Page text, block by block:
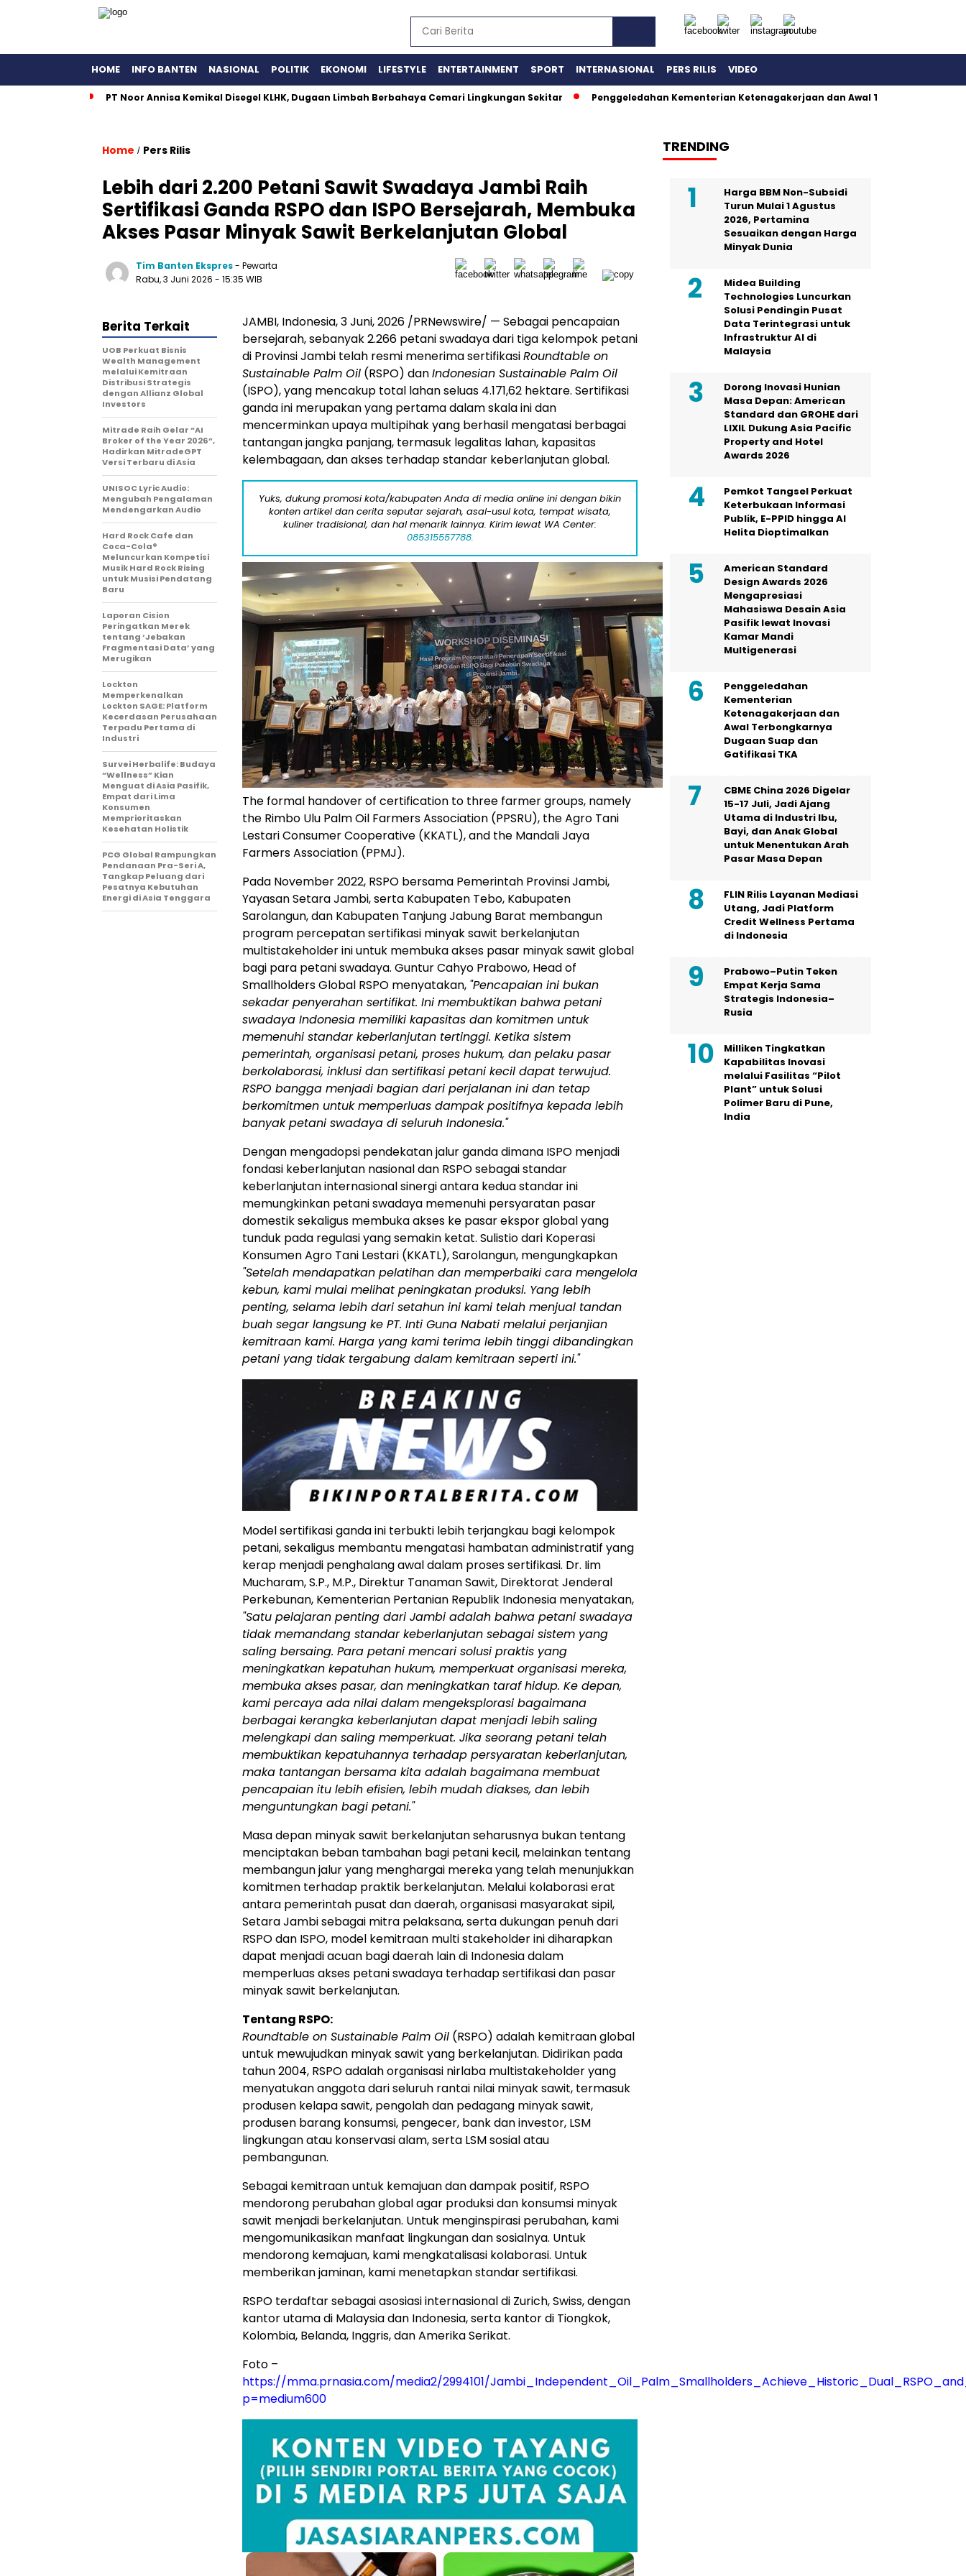
HOME INFO BANTEN NASIONAL POLITIK EKONOMI LIFESTYLE ENTERTAINMENT SPORT INTERNASIONAL PERS RILIS VIDEO
PT Noor Annisa Kemikal Disegel KLHK, Dugaan Limbah Berbahaya Cemari Lingkungan Sekitar Penggeledahan Kementerian Ketenagakerjaan dan Awal Terbongkarnya
Home / Pers Rilis
Lebih dari 2.200 Petani Sawit Swadaya Jambi Raih
Sertifikasi Ganda RSPO dan ISPO Bersejarah, Membuka
Akses Pasar Minyak Sawit Berkelanjutan Global
Tim Banten Ekspres- Pewarta
Rabu, 3 Juni 2026 - 15:35 WIB
JAMBI, Indonesia,3 Juni, 2026 /PRNewswire/ — Sebagai pencapaian
bersejarah, sebanyak 2.266 petani swadaya dari tiga kelompok petani
di Provinsi Jambi telah resmi menerima sertifikasiRoundtable on
Sustainable Palm Oil (RSPO) danIndonesian Sustainable Palm Oil
(ISPO), yang mencakup total lahan seluas 4.171,62 hektare. Sertifikasi
ganda ini merupakan yang pertama dalam skala ini dan
mencerminkan upaya multipihak yang berhasil mengatasi berbagai
tantangan jangka panjang, termasuk legalitas lahan, kapasitas
kelembagaan, dan akses terhadap standar keberlanjutan global.
Yuks, dukung promosi kota/kabupaten Anda di media online ini dengan bikin
konten artikel dan cerita seputar sejarah, asal-usul kota, tempat wisata,
kuliner tradisional, dan hal menarik lainnya. Kirim lewat WA Center:
085315557788.
The formal handover of certification to three farmer groups, namely
the Rimbo Ulu Palm Oil Farmers Association (PPSRU), the Agro Tani
Lestari Consumer Cooperative (KKATL), and the Mandali Jaya
Farmers Association (PPMJ).
Pada November 2022, RSPO bersama Pemerintah Provinsi Jambi,
Yayasan Setara Jambi, serta Kabupaten Tebo, Kabupaten
Sarolangun, dan Kabupaten Tanjung Jabung Barat membangun
program percepatan sertifikasi minyak sawit berkelanjutan
multistakeholder ini untuk membuka akses pasar minyak sawit global
bagi para petani swadaya. Guntur Cahyo Prabowo, Head of
Smallholders Global RSPO menyatakan, "Pencapaian ini bukan
sekadar penyerahan sertifikat. Ini membuktikan bahwa petani
swadaya Indonesia memiliki kapasitas dan komitmen untuk
memenuhi standar keberlanjutan tertinggi. Ketika sistem
pemerintah, organisasi petani, proses hukum, dan pelaku pasar
berkolaborasi, inklusi dan sertifikasi petani kecil dapat terwujud.
RSPO bangga menjadi bagian dari perjalanan ini dan tetap
berkomitmen untuk memperluas dampak positifnya kepada lebih
banyak petani swadaya di seluruh Indonesia."
Dengan mengadopsi pendekatan jalur ganda dimana ISPO menjadi
fondasi keberlanjutan nasional dan RSPO sebagai standar
keberlanjutan internasional sinergi antara kedua standar ini
memungkinkan petani swadaya memenuhi persyaratan pasar
domestik sekaligus membuka akses ke pasar ekspor global yang
tunduk pada regulasi yang semakin ketat. Sulistio dari Koperasi
Konsumen Agro Tani Lestari (KKATL), Sarolangun, mengungkapkan
"Setelah mendapatkan pelatihan dan memperbaiki cara mengelola
kebun, kami mulai melihat peningkatan produksi. Yang lebih
penting, selama lebih dari setahun ini kami telah menjual tandan
buah segar langsung ke PT. Inti Guna Nabati melalui perjanjian
kemitraan kami. Harga yang kami terima lebih tinggi dibandingkan
petani yang tidak tergabung dalam kemitraan seperti ini."
Model sertifikasi ganda ini terbukti lebih terjangkau bagi kelompok
petani, sekaligus membantu mengatasi hambatan administratif yang
kerap menjadi penghalang awal dalam proses sertifikasi. Dr. Iim
Mucharam, S.P., M.P., Direktur Tanaman Sawit, Direktorat Jenderal
Perkebunan, Kementerian Pertanian Republik Indonesia menyatakan,
"Satu pelajaran penting dari Jambi adalah bahwa petani swadaya
tidak memandang standar keberlanjutan sebagai sistem yang
saling bersaing. Para petani mencari solusi praktis yang
meningkatkan kepatuhan hukum, memperkuat organisasi mereka,
membuka akses pasar, dan meningkatkan taraf hidup. Ke depan,
kami percaya ada nilai dalam mengeksplorasi bagaimana
berbagai kerangka keberlanjutan dapat menjadi lebih saling
melengkapi dan saling memperkuat. Jika seorang petani telah
membuktikan kepatuhannya terhadap persyaratan keberlanjutan,
maka tantangan bersama kita adalah bagaimana membuat
pencapaian itu lebih efisien, lebih mudah diakses, dan lebih
menguntungkan bagi petani."
Masa depan minyak sawit berkelanjutan seharusnya bukan tentang
menciptakan beban tambahan bagi petani kecil, melainkan tentang
membangun jalur yang menghargai mereka yang telah menunjukkan
komitmen terhadap praktik berkelanjutan. Melalui kolaborasi erat
antara pemerintah pusat dan daerah, organisasi masyarakat sipil,
Setara Jambi sebagai mitra pelaksana, serta dukungan penuh dari
RSPO dan ISPO, model kemitraan multi stakeholder ini diharapkan
dapat menjadi acuan bagi daerah lain di Indonesia dalam
memperluas akses petani swadaya terhadap sertifikasi dan pasar
minyak sawit berkelanjutan.
Tentang RSPO:
Roundtable on Sustainable Palm Oil (RSPO) adalah kemitraan global
untuk mewujudkan minyak sawit yang berkelanjutan. Didirikan pada
tahun 2004, RSPO adalah organisasi nirlaba multistakeholder yang
menyatukan anggota dari seluruh rantai nilai minyak sawit, termasuk
produsen kelapa sawit, pengolah dan pedagang minyak sawit,
produsen barang konsumsi, pengecer, bank dan investor, LSM
lingkungan atau konservasi alam, serta LSM sosial atau
pembangunan.
Sebagai kemitraan untuk kemajuan dan dampak positif, RSPO
mendorong perubahan global agar produksi dan konsumsi minyak
sawit menjadi berkelanjutan. Untuk menginspirasi perubahan, kami
mengomunikasikan manfaat lingkungan dan sosialnya. Untuk
mendorong kemajuan, kami mengkatalisasi kolaborasi. Untuk
memberikan jaminan, kami menetapkan standar sertifikasi.
RSPO terdaftar sebagai asosiasi internasional di Zurich, Swiss, dengan
kantor utama di Malaysia dan Indonesia, serta kantor di Tiongkok,
Kolombia, Belanda, Inggris, dan Amerika Serikat.
Foto –
https://mma.prnasia.com/media2/2994101/
p=medium600
Berita Terkait
UOB Perkuat Bisnis
Wealth Management
melalui Kemitraan
Distribusi Strategis
dengan Allianz Global
Investors
Mitrade Raih Gelar “AI
Broker of the Year 2026”,
Hadirkan MitradeGPT
Versi Terbaru di Asia
UNISOC Lyric Audio:
Mengubah Pengalaman
Mendengarkan Audio
Hard Rock Cafe dan
Coca-Cola®
Meluncurkan Kompetisi
Musik Hard Rock Rising
untuk Musisi Pendatang
Baru
Laporan Cision
Peringatkan Merek
tentang ‘Jebakan
Fragmentasi Data’ yang
Merugikan
Lockton
Memperkenalkan
Lockton SAGE: Platform
Kecerdasan Perusahaan
Terpadu Pertama di
Industri
Survei Herbalife: Budaya
“Wellness” Kian
Menguat di Asia Pasifik,
Empat dari Lima
Konsumen
Memprioritaskan
Kesehatan Holistik
PCG Global Rampungkan
Pendanaan Pra-Seri A,
Tangkap Peluang dari
Pesatnya Kebutuhan
Energi di Asia Tenggara
TRENDING
Harga BBM Non-Subsidi
Turun Mulai 1 Agustus
2026, Pertamina
Sesuaikan dengan Harga
Minyak Dunia
Midea Building
Technologies Luncurkan
Solusi Pendingin Pusat
Data Terintegrasi untuk
Infrastruktur AI di
Malaysia
Dorong Inovasi Hunian
Masa Depan: American
Standard dan GROHE dari
LIXIL Dukung Asia Pacific
Property and Hotel
Awards 2026
Pemkot Tangsel Perkuat
Keterbukaan Informasi
Publik, E-PPID hingga AI
Helita Dioptimalkan
American Standard
Design Awards 2026
Mengapresiasi
Mahasiswa Desain Asia
Pasifik lewat Inovasi
Kamar Mandi
Multigenerasi
Penggeledahan
Kementerian
Ketenagakerjaan dan
Awal Terbongkarnya
Dugaan Suap dan
Gatifikasi TKA
CBME China 2026 Digelar
15-17 Juli, Jadi Ajang
Utama di Industri Ibu,
Bayi, dan Anak Global
untuk Menentukan Arah
Pasar Masa Depan
FLIN Rilis Layanan Mediasi
Utang, Jadi Platform
Credit Wellness Pertama
di Indonesia
Prabowo–Putin Teken
Empat Kerja Sama
Strategis Indonesia–
Rusia
Milliken Tingkatkan
Kapabilitas Inovasi
melalui Fasilitas “Pilot
Plant” untuk Solusi
Polimer Baru di Pune,
India